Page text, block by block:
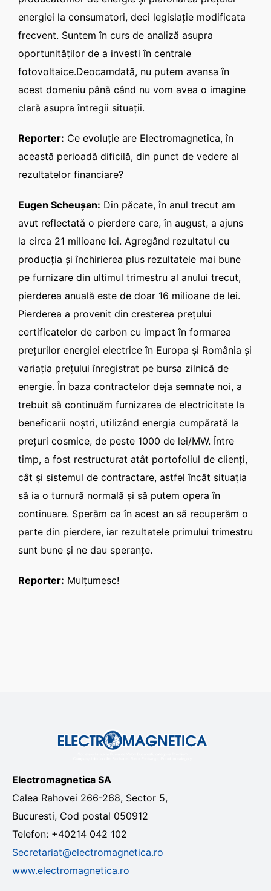
energiei la consumatori, deci legislaţie modificata
frecvent. Suntem în curs de analiză asupra
oportunităţilor de a investi în centrale
fotovoltaice.Deocamdată, nu putem avansa în
acest domeniu până când nu vom avea o imagine
clară asupra întregii situaţii.
Reporter: Ce evoluţie are Electromagnetica, în
această perioadă dificilă, din punct de vedere al
rezultatelor financiare?
Eugen Scheuşan: Din păcate, în anul trecut am
avut reflectată o pierdere care, în august, a ajuns
la circa 21 milioane lei. Agregând rezultatul cu
producţia şi închirierea plus rezultatele mai bune
pe furnizare din ultimul trimestru al anului trecut,
pierderea anuală este de doar 16 milioane de lei.
Pierderea a provenit din cresterea preţului
certificatelor de carbon cu impact în formarea
preţurilor energiei electrice în Europa şi România şi
variaţia preţului înregistrat pe bursa zilnică de
energie. În baza contractelor deja semnate noi, a
trebuit să continuăm furnizarea de electricitate la
beneficarii noştri, utilizând energia cumpărată la
preţuri cosmice, de peste 1000 de lei/MW. Între
timp, a fost restructurat atât portofoliul de clienţi,
cât şi sistemul de contractare, astfel încât situaţia
să ia o turnură normală şi să putem opera în
continuare. Sperăm ca în acest an să recuperăm o
parte din pierdere, iar rezultatele primului trimestru
sunt bune şi ne dau speranţe.
Reporter: Mulţumesc!
Electromagnetica SA
Calea Rahovei 266-268, Sector 5,
Bucuresti, Cod postal 050912
Telefon: +40214 042 102
Secretariat@electromagnetica.ro
www.electromagnetica.ro